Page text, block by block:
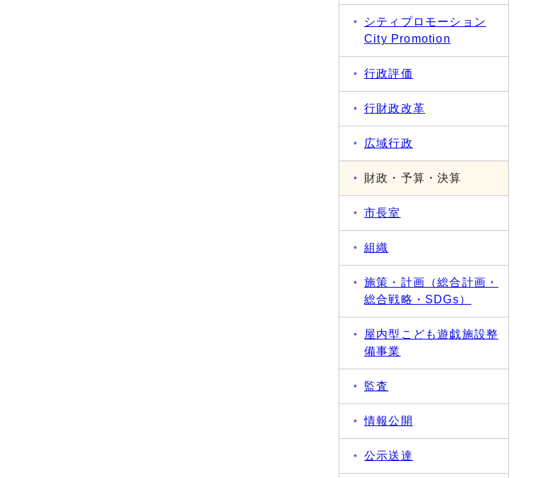
シティプロモーション
City Promotion
行政評価
行財政改革
広域行政
財政・予算・決算
市長室
組織
施策・計画（総合計画・
総合戦略・SDGs）
屋内型こども遊戯施設整
備事業
監査
情報公開
公示送達